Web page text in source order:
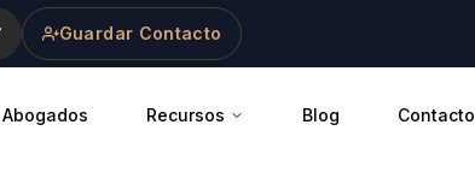
Guardar Contacto
Abogados Recursos Blog Contacto